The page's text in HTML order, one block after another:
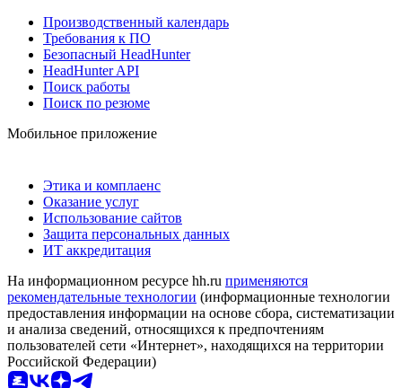
Производственный календарь
Требования к ПО
Безопасный HeadHunter
HeadHunter API
Поиск работы
Поиск по резюме
Мобильное приложение
Этика и комплаенс
Оказание услуг
Использование сайтов
Защита персональных данных
ИТ аккредитация
На информационном ресурсе hh.ru применяются
рекомендательные технологии (информационные технологии
предоставления информации на основе сбора, систематизации
и анализа сведений, относящихся к предпочтениям
пользователей сети «Интернет», находящихся на территории
Российской Федерации)